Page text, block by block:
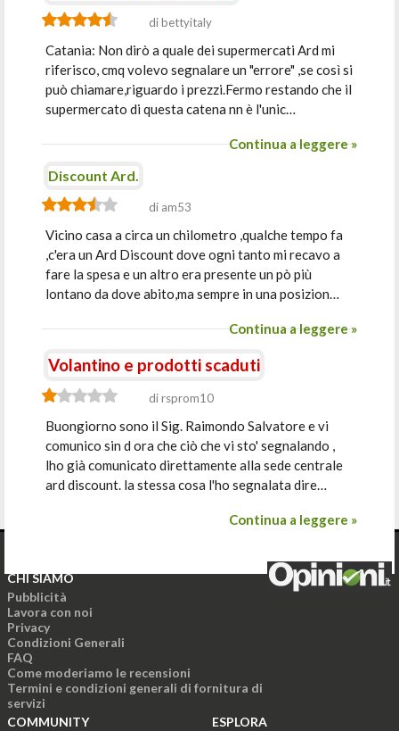
di bettyitaly
Catania: Non dirò a quale dei supermercati Ard mi
riferisco, cmq volevo segnalare un "errore" ,se così si
può chiamare,riguardo i prezzi.Fermo restando che il
supermercato di questa catena nn è l'unic…
Continua a leggere »
Discount Ard.
di am53
Vicino casa a circa un chilometro ,qualche tempo fa
,c'era un Ard Discount dove ogni tanto mi recavo a
fare la spesa e un altro era presente un pò più
lontano da dove abito,ma sempre in una posizion…
Continua a leggere »
Volantino e prodotti scaduti
di rsprom10
Buongiorno sono il Sig. Raimondo Salvatore e vi
comunico sin d ora che ciò che vi sto' segnalando ,
lho già comunicato direttamente alla sede centrale
ard discount. la stessa cosa l'ho segnalata dire…
Continua a leggere »
CHI SIAMO
Pubblicità
Lavora con noi
Privacy
Condizioni Generali
FAQ
Come moderiamo le recensioni
Termini e condizioni generali di fornitura di
servizi
COMMUNITY
ESPLORA